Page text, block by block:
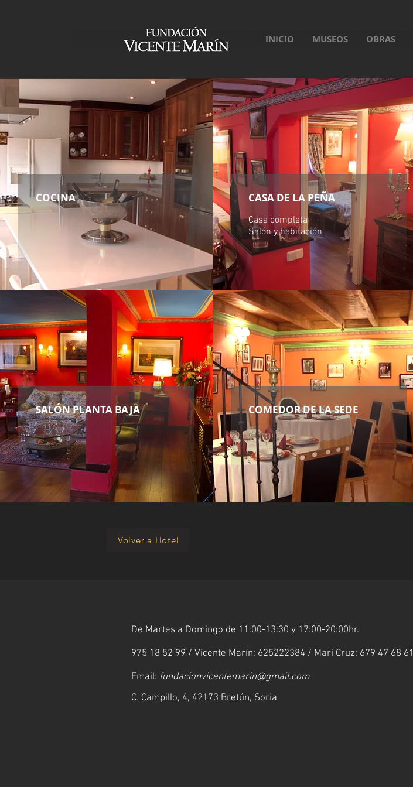
INICIO MUSEOS OBRAS
COCINA CASA DE LA PEÑA
Casa completa
Salón y habitación
SALÓN PLANTA BAJA COMEDOR DE LA SEDE
Volver a Hotel
De Martes a Domingo de 11:00-13:30 y 17:00-20:00hr.
975 18 52 99 / Vicente Marín: 625222384 / Mari Cruz: 679 47 68 61
Email: fundacionvicentemarin@gmail.com
C. Campillo, 4, 42173 Bretún, Soria